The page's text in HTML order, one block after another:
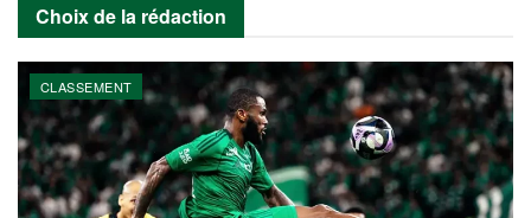
Choix de la rédaction
CLASSEMENT